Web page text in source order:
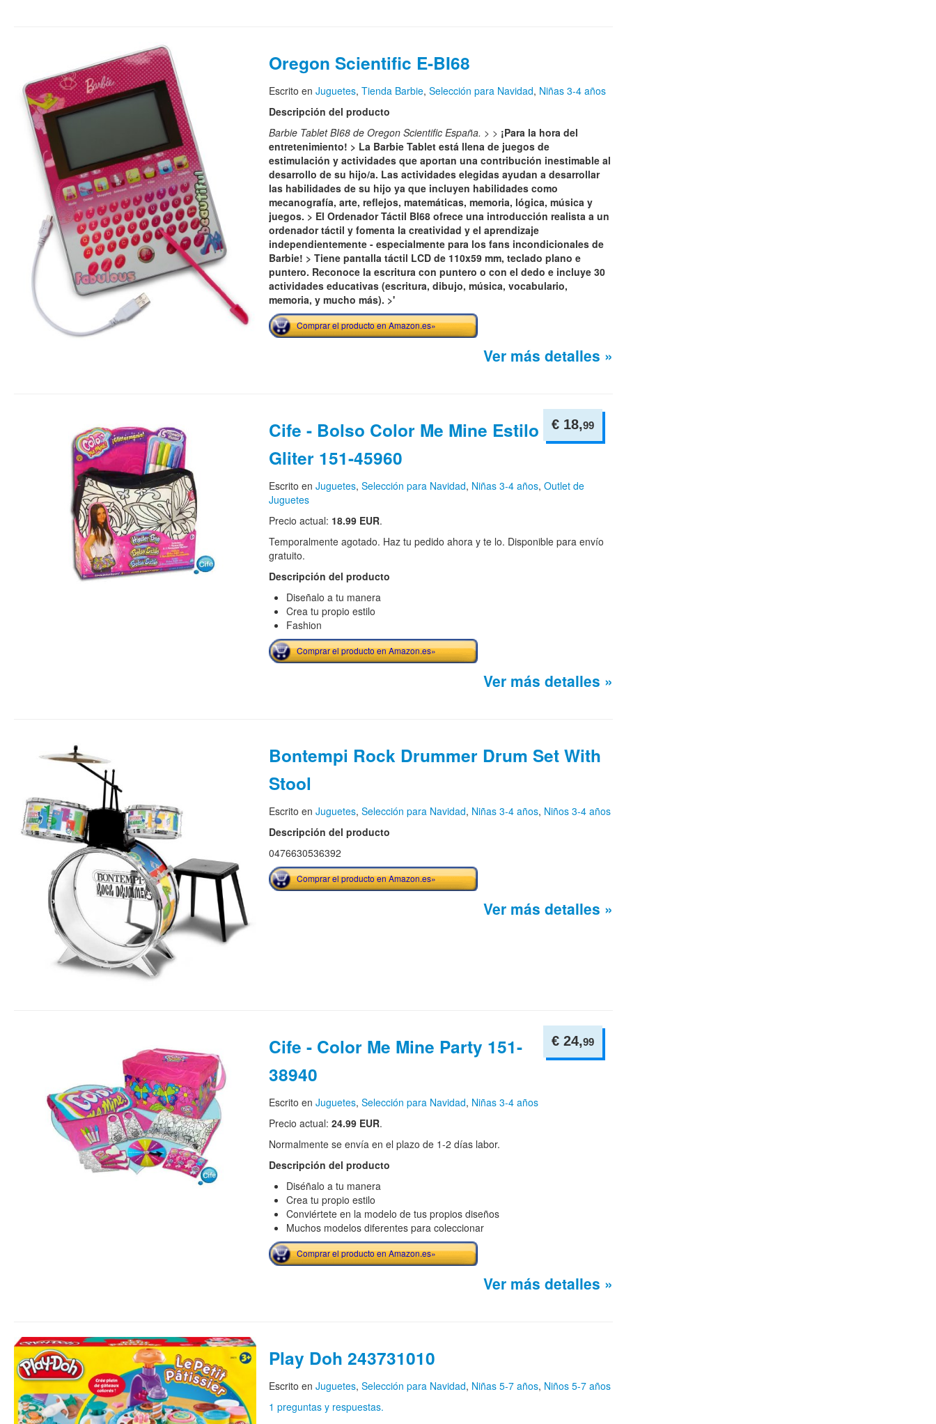
Oregon Scientific E-BI68
Escrito en Juguetes, Tienda Barbie, Selección para Navidad, Niñas 3-4 años
Descripción del producto
Barbie Tablet BI68 de Oregon Scientific España. > > ¡Para la hora del
entretenimiento! > La Barbie Tablet está llena de juegos de
estimulación y actividades que aportan una contribución inestimable al
desarrollo de su hijo/a. Las actividades elegidas ayudan a desarrollar
las habilidades de su hijo ya que incluyen habilidades como
mecanografía, arte, reflejos, matemáticas, memoria, lógica, música y
juegos. > El Ordenador Táctil BI68 ofrece una introducción realista a un
ordenador táctil y fomenta la creatividad y el aprendizaje
independientemente - especialmente para los fans incondicionales de
Barbie! > Tiene pantalla táctil LCD de 110x59 mm, teclado plano e
puntero. Reconoce la escritura con puntero o con el dedo e incluye 30
actividades educativas (escritura, dibujo, música, vocabulario,
memoria, y mucho más). >'
Comprar el producto en Amazon.es»
Ver más detalles »
€ 18,99
Cife - Bolso Color Me Mine Estilo
Gliter 151-45960
Escrito en Juguetes, Selección para Navidad, Niñas 3-4 años, Outlet de
Juguetes
Precio actual: 18.99 EUR.
Temporalmente agotado. Haz tu pedido ahora y te lo. Disponible para envío
gratuito.
Descripción del producto
Diseñalo a tu manera
Crea tu propio estilo
Fashion
Comprar el producto en Amazon.es»
Ver más detalles »
Bontempi Rock Drummer Drum Set With
Stool
Escrito en Juguetes, Selección para Navidad, Niñas 3-4 años, Niños 3-4 años
Descripción del producto
0476630536392
Comprar el producto en Amazon.es»
Ver más detalles »
€ 24,99
Cife - Color Me Mine Party 151-
38940
Escrito en Juguetes, Selección para Navidad, Niñas 3-4 años
Precio actual: 24.99 EUR.
Normalmente se envía en el plazo de 1-2 días labor.
Descripción del producto
Diséñalo a tu manera
Crea tu propio estilo
Conviértete en la modelo de tus propios diseños
Muchos modelos diferentes para coleccionar
Comprar el producto en Amazon.es»
Ver más detalles »
Play Doh 243731010
Escrito en Juguetes, Selección para Navidad, Niñas 5-7 años, Niños 5-7 años
1 preguntas y respuestas.